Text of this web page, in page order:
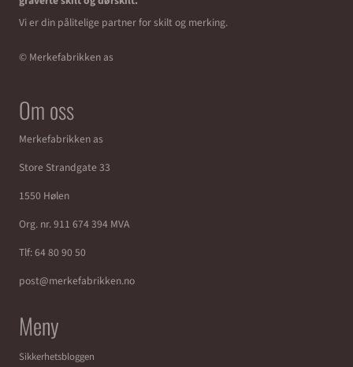
Vi er din pålitelige partner for skilt og merking.
© Merkefabrikken as
Om oss
Merkefabrikken as
Store Strandgate 33
1550 Hølen
Org. nr. 911 674 394 MVA
Tlf:64 80 90 50
post@merkefabrikken.no
Meny
Sikkerhetsbloggen